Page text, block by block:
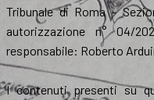
Tribunale di Roma -
autorizzazione n° 04/
responsabile: Roberto
I contenuti presenti su